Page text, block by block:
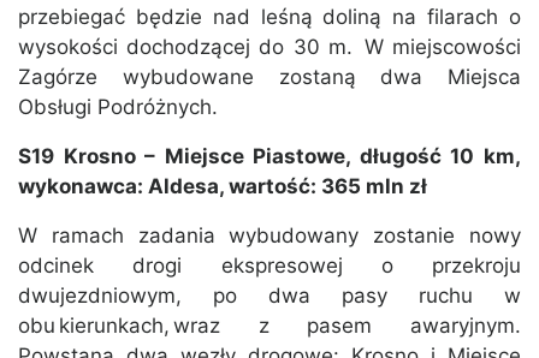
przebiegać będzie nad leśną doliną na filarach o
wysokości dochodzącej do 30 m. W miejscowości
Zagórze wybudowane zostaną dwa Miejsca
Obsługi Podróżnych.
S19 Krosno – Miejsce Piastowe, długość 10 km,
wykonawca: Aldesa, wartość: 365 mln zł
W ramach zadania wybudowany zostanie nowy
odcinek drogi ekspresowej o przekroju
dwujezdniowym, po dwa pasy ruchu w
obu kierunkach, wraz z pasem awaryjnym.